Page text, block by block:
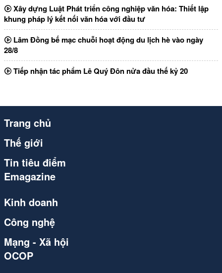
Xây dựng Luật Phát triển công nghiệp văn hóa: Thiết lập
khung pháp lý kết nối văn hóa với đầu tư
Lâm Đồng bế mạc chuỗi hoạt động du lịch hè vào ngày
28/8
Tiếp nhận tác phẩm Lê Quý Đôn nửa đầu thế kỷ 20
Trang chủ
Thế giới
Tin tiêu điểm
Emagazine
Kinh doanh
Công nghệ
Mạng - Xã hội
OCOP